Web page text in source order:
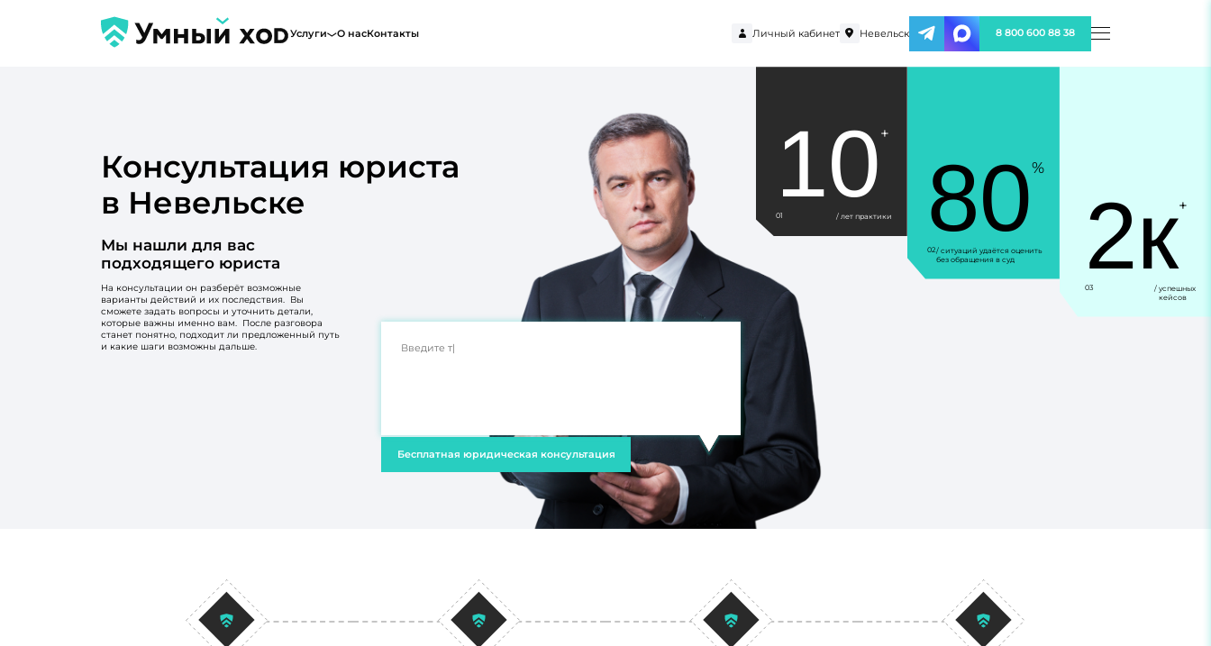
Услуги О насКонтакты Личный кабинет Невельск 8 800 600 88 38
Консультация юриста
в Невельске
Мы нашли для вас
подходящего юриста
На консультации он разберёт возможные
варианты действий и их последствия. Вы
сможете задать вопросы и уточнить детали,
которые важны именно вам. После разговора
станет понятно, подходит ли предложенный путь
и какие шаги возможны дальше.
Бесплатная юридическая консультация
10 +
01 / лет практики 80%
02/ ситуаций удаётся оценить
без обращения в суд
2к+
03
/ успешных
кейсов